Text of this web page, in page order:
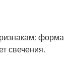
форма
свечения.